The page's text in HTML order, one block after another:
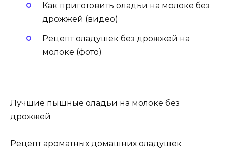
Как приготовить оладьи на молоке без
дрожжей (видео)
Рецепт оладушек без дрожжей на
молоке (фото)
Лучшие пышные оладьи на молоке без
дрожжей
Рецепт ароматных домашних оладушек